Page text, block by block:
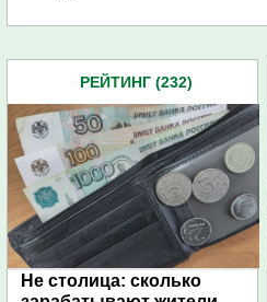
РЕЙТИНГ (232)
Не столица: сколько